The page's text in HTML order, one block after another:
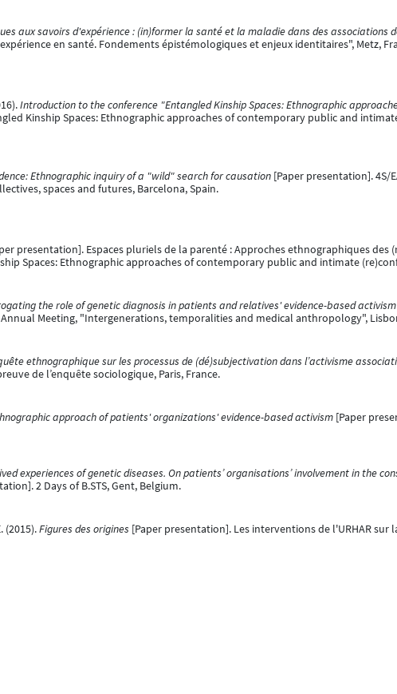
aux savoirs d'expérience : (in)former la santé et la maladie dans des associations
en santé. Fondements épistémologiques et enjeux identitaires", Metz,
Introduction to the conference "Entangled Kinship Spaces: Ethnographic
Kinship Spaces: Ethnographic approaches of contemporary public and
Ethnographic inquiry of a "wild" search for causation[Paper presentation]. 4S/
spaces and futures, Barcelona, Spain.
presentation]. Espaces pluriels de la parenté : Approches ethnographiques
Spaces: Ethnographic approaches of contemporary public and intimate
the role of genetic diagnosis in patients and relatives' evidence-based
Annual Meeting, "Intergenerations, temporalities and medical anthropology",
ethnographique sur les processus de (dé)subjectivation dans l’activisme
de l’enquête sociologique, Paris, France.
approach of patients' organizations' evidence-based activism[Paper
experiences of genetic diseases. On patients’ organisations’ involvement in the
2 Days of B.STS, Gent, Belgium.
(2015).Figures des origines [Paper presentation]. Les interventions de l'URHAR sur